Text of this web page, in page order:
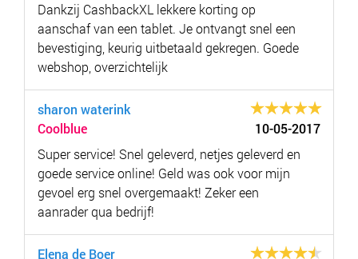
Dankzij CashbackXL lekkere korting op
aanschaf van een tablet. Je ontvangt snel een
bevestiging, keurig uitbetaald gekregen. Goede
webshop, overzichtelijk
sharon waterink
Coolblue
10-05-2017
Super service! Snel geleverd, netjes geleverd en
goede service online! Geld was ook voor mijn
gevoel erg snel overgemaakt! Zeker een
aanrader qua bedrijf!
Elena de Boer